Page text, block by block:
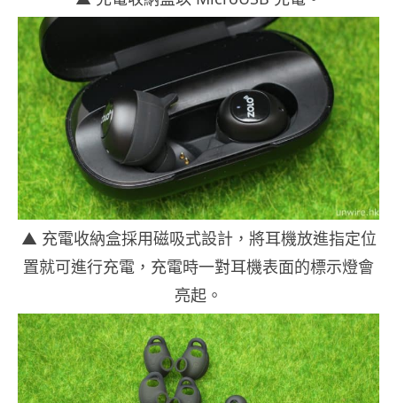
▲ 充電收納盒採用磁吸式設計，將耳機放進指定位
置就可進行充電，充電時一對耳機表面的標示燈會
亮起。